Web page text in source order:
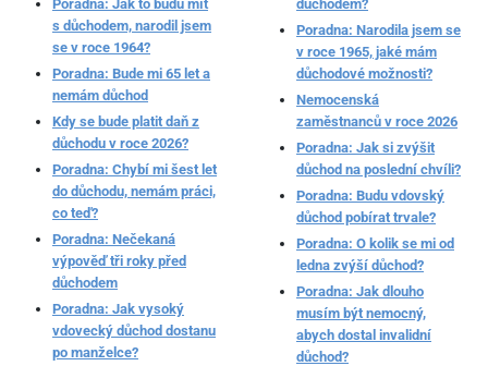
Poradna: Jak to budu mít
s důchodem, narodil jsem
se v roce 1964?
Poradna: Bude mi 65 let a
nemám důchod
Kdy se bude platit daň z
důchodu v roce 2026?
Poradna: Chybí mi šest let
do důchodu, nemám práci,
co teď?
Poradna: Nečekaná
výpověď tři roky před
důchodem
Poradna: Jak vysoký
vdovecký důchod dostanu
po manželce?
důchodem?
Poradna: Narodila jsem se
v roce 1965, jaké mám
důchodové možnosti?
Nemocenská
zaměstnanců v roce 2026
Poradna: Jak si zvýšit
důchod na poslední chvíli?
Poradna: Budu vdovský
důchod pobírat trvale?
Poradna: O kolik se mi od
ledna zvýší důchod?
Poradna: Jak dlouho
musím být nemocný,
abych dostal invalidní
důchod?